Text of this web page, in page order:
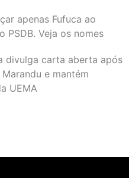
apenas Fufuca ao
PSDB. Veja os nomes
divulga carta aberta após
e mantém
UEMA